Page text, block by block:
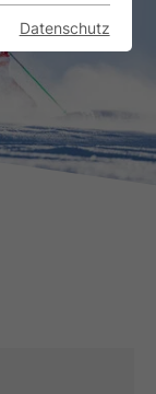
Datenschutz